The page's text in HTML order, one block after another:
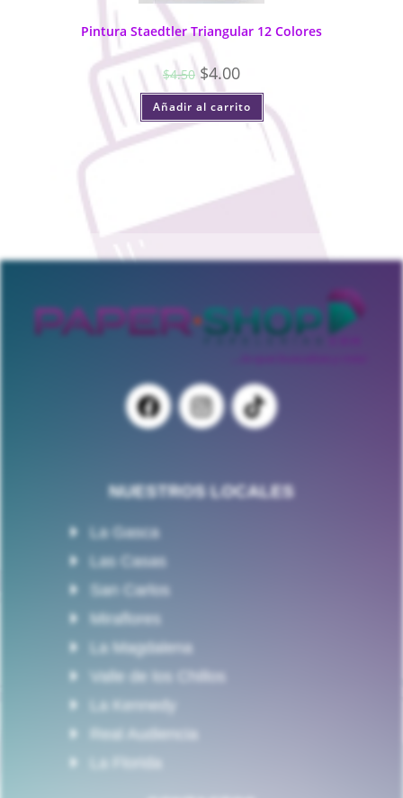
Pintura Staedtler Triangular 12 Colores
$4.50 $4.00
Añadir al carrito
NUESTROS LOCALES
La Gasca
Las Casas
San Carlos
Miraflores
La Magdalena
Valle de los Chillos
La Kennedy
Real Audiencia
La Florida